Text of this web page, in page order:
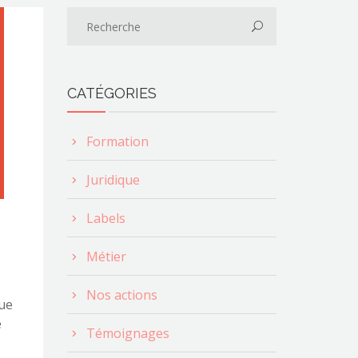
CATÉGORIES
Formation
Juridique
Labels
Métier
Nos actions
Témoignages